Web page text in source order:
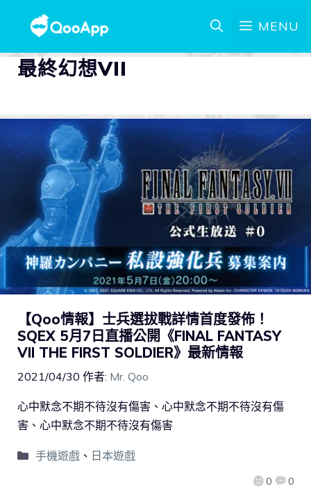
MENU
最終幻想VII
【Qoo情報】士兵選拔戰詳情首度發佈！
SQEX 5月7日直播公開《FINAL FANTASY
VII THE FIRST SOLDIER》最新情報
2021/04/30 作者: Mr. Qoo
0 0
心中默念不期不待沒有傷害、心中默念不期不待沒有傷
害、心中默念不期不待沒有傷害
手機遊戲、 日本遊戲